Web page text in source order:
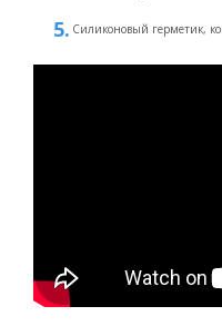
Силиконовый герметик,